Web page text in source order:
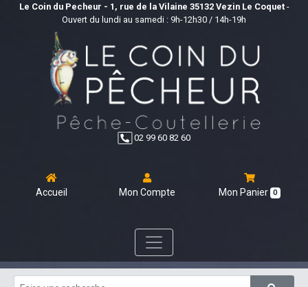
Le Coin du Pecheur - 1, rue de la Vilaine 35132 Vezin Le Coquet-
Ouvert du lundi au samedi : 9h-12h30 / 14h-19h
02 99 60 82 60
Accueil Mon Compte Mon Panier 0